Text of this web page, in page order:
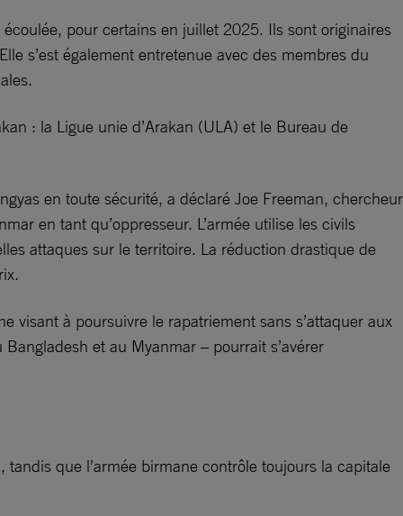
pour certains en juillet 2025. Ils sont originaires
s’est également entretenue avec des membres du
: la Ligue unie d’Arakan (ULA) et le Bureau de
en toute sécurité, a déclaré Joe Freeman, chercheur
en tant qu’oppresseur. L’armée utilise les civils
attaques sur le territoire. La réduction drastique de
visant à poursuivre le rapatriement sans s’attaquer aux
et au Myanmar – pourrait s’avérer
tandis que l’armée birmane contrôle toujours la capitale